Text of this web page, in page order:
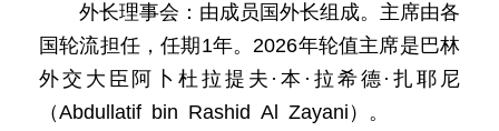
外长理事会：由成员国外长组成。主席由各
国轮流担任，任期1年。2026年轮值主席是巴林
外交大臣阿卜杜拉提夫·本·拉希德·扎耶尼
（Abdullatif bin Rashid Al Zayani）。